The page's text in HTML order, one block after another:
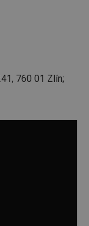
760 01 Zlín;